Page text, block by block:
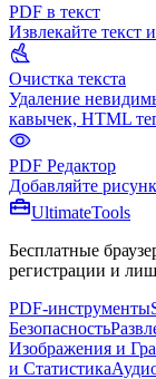
PDF в текст
Извлекайте текст
Очистка текста
Удаление
кавычек, HTML
PDF Редактор
Добавляйте
UltimateTools
Бесплатные
регистрации и
PDF-инструменты
Безопасность
Изображения и
и Статистика